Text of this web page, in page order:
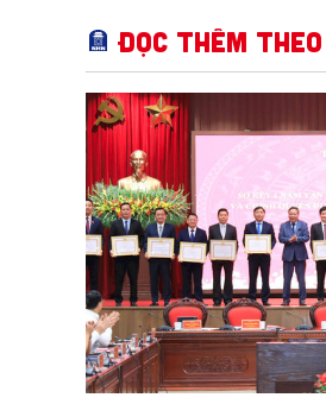
Đọc thêm